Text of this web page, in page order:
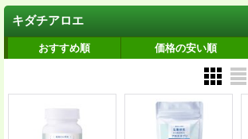
キダチアロエ
おすすめ順 価格の安い順